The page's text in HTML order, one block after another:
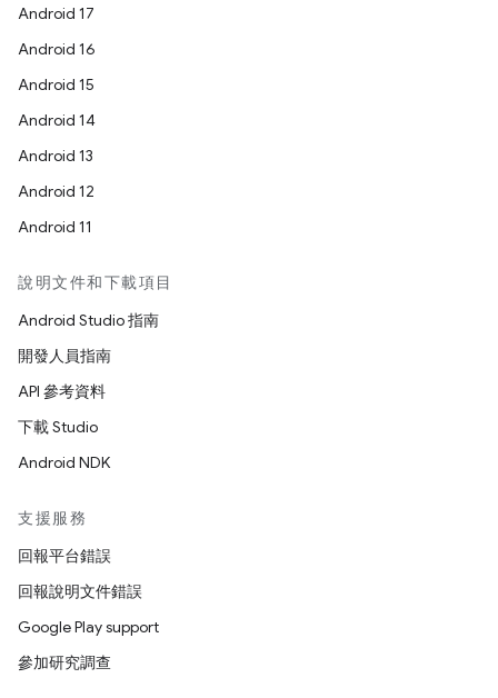
Android 17
Android 16
Android 15
Android 14
Android 13
Android 12
Android 11
說明文件和下載項目
Android Studio 指南
開發人員指南
API 參考資料
下載 Studio
Android NDK
支援服務
回報平台錯誤
回報說明文件錯誤
Google Play support
參加研究調查